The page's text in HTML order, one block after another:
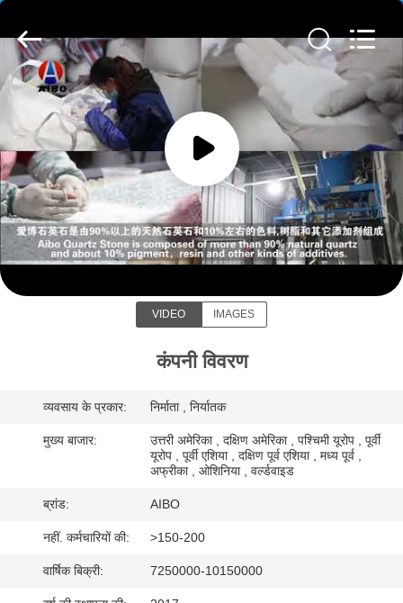
घर
उत्पादों
हमारे
बारे
में
गुणवत्ता
नियंत्रण
संपर्क
समाचार
Material
Technology
CO.,Ltd.
Rights
Reserved.
Zhaoqing AIBO New Material
Technology CO.,Ltd
VIDEO IMAGES
कंपनी विवरण
व्यवसाय के प्रकार: निर्माता , निर्यातक
मुख्य बाजार:
उत्तरी अमेरिका , दक्षिण अमेरिका , पश्चिमी यूरोप , पूर्वी
यूरोप , पूर्वी एशिया , दक्षिण पूर्व एशिया , मध्य पूर्व ,
अफ्रीका , ओशिनिया , वर्ल्डवाइड
ब्रांड: AIBO
नहीं. कर्मचारियों की: >150-200
वार्षिक बिक्री: 7250000-10150000